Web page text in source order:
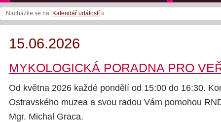
Nacházíte se na: Kalendář událostí »
15.06.2026
MYKOLOGICKÁ PORADNA PRO
Od května 2026 každé pondělí od 15:00 do 16:30.
Ostravského muzea a svou radou Vám pomohou
Mgr. Michal Graca.